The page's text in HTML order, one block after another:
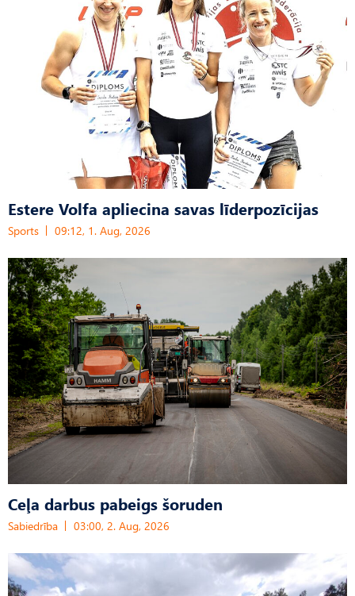
Estere Volfa apliecina savas līderpozīcijas
Sports 09:12, 1. Aug, 2026
Ceļa darbus pabeigs šoruden
Sabiedrība 03:00, 2. Aug, 2026